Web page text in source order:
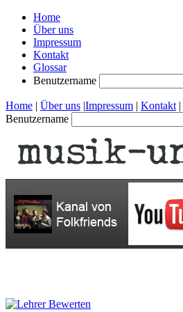
Home
Über uns
Impressum
Kontakt
Glossar
Benutzername
Home | Über uns |Impressum | Kontakt |
Benutzername